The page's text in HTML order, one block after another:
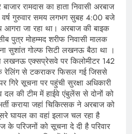
रामदास का हाता निवासी अरबाज
वर्ष गुरुवार समय लगभग सुबह 4:00 बजे
जा रहा था। अरबाज की बाइक
पुत्र मोहम्मद शरीफ निवासी मालक
सुशांत गोल्फ सिटी लखनऊ बैठा था ।
लखनऊ एक्सप्रेसवे पर किलोमीटर 142
रेलिंग से टकराकर फिसल गई जिससे
गिरे सूचना पर पहुंची सुरक्षा अधिकारी
दल की टीम में हाईवे एंबुलेंस से दोनों को
कराया जहां चिकित्सक ने अरबाज को
घायल का वहां इलाज चल रहा है
परिजनों को सूचना दे दी है परिवार